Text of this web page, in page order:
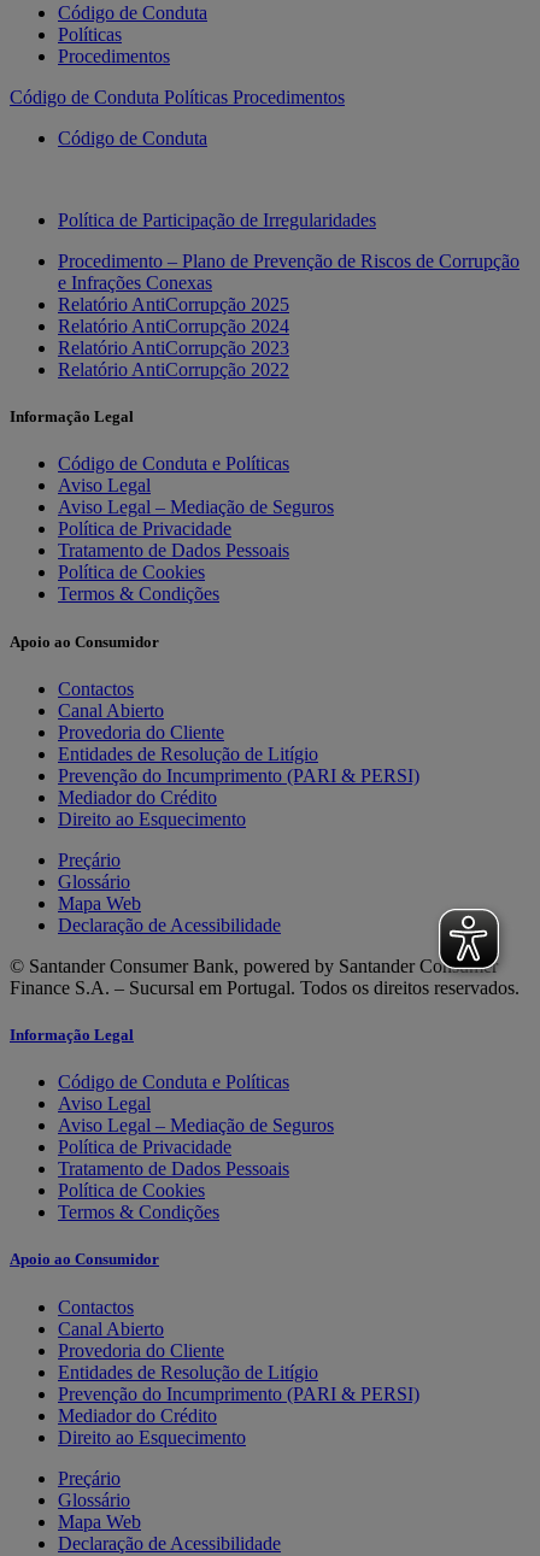
Código de Conduta
Políticas
Procedimentos
Código de Conduta Políticas Procedimentos
Código de Conduta
Política de Participação de Irregularidades
Procedimento – Plano de Prevenção de Riscos de Corrupção
e Infrações Conexas
Relatório AntiCorrupção 2025
Relatório AntiCorrupção 2024
Relatório AntiCorrupção 2023
Relatório AntiCorrupção 2022
Informação Legal
Código de Conduta e Políticas
Aviso Legal
Aviso Legal – Mediação de Seguros
Política de Privacidade
Tratamento de Dados Pessoais
Política de Cookies
Termos & Condições
Apoio ao Consumidor
Contactos
Canal Abierto
Provedoria do Cliente
Entidades de Resolução de Litígio
Prevenção do Incumprimento (PARI & PERSI)
Mediador do Crédito
Direito ao Esquecimento
Preçário
Glossário
Mapa Web
Declaração de Acessibilidade
© Santander Consumer Bank, powered by Santander Consumer
Finance S.A. – Sucursal em Portugal. Todos os direitos reservados.
Informação Legal
Código de Conduta e Políticas
Aviso Legal
Aviso Legal – Mediação de Seguros
Política de Privacidade
Tratamento de Dados Pessoais
Política de Cookies
Termos & Condições
Apoio ao Consumidor
Contactos
Canal Abierto
Provedoria do Cliente
Entidades de Resolução de Litígio
Prevenção do Incumprimento (PARI & PERSI)
Mediador do Crédito
Direito ao Esquecimento
Preçário
Glossário
Mapa Web
Declaração de Acessibilidade